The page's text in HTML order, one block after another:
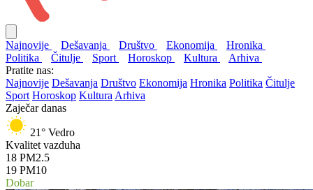
Najnovije Dešavanja Društvo Ekonomija
Hronika
Politika
Čitulje Sport Horoskop Kultura
Arhiva
Pratite nas:
Najnovije Dešavanja Društvo Ekonomija Hronika Politika Čitulje
Sport Horoskop Kultura Arhiva
Zaječar danas
21° Vedro
Kvalitet vazduha
18 PM2.5
19 PM10
Dobar